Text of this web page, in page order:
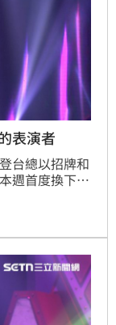
表演者
台總以招牌和
週首度換下和
演，自信展
豐富的舞台感
大讚：「你是
再創下高分